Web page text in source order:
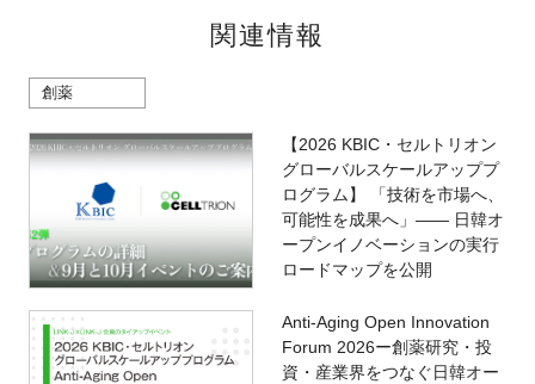
関連情報
創薬
【2026 KBIC・セルトリオン
グローバルスケールアッププ
ログラム】 「技術を市場へ、
可能性を成果へ」―― 日韓オ
ープンイノベーションの実行
ロードマップを公開
Anti-Aging Open Innovation
Forum 2026ー創薬研究・投
資・産業界をつなぐ日韓オー